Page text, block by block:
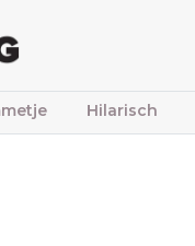
Hilarisch